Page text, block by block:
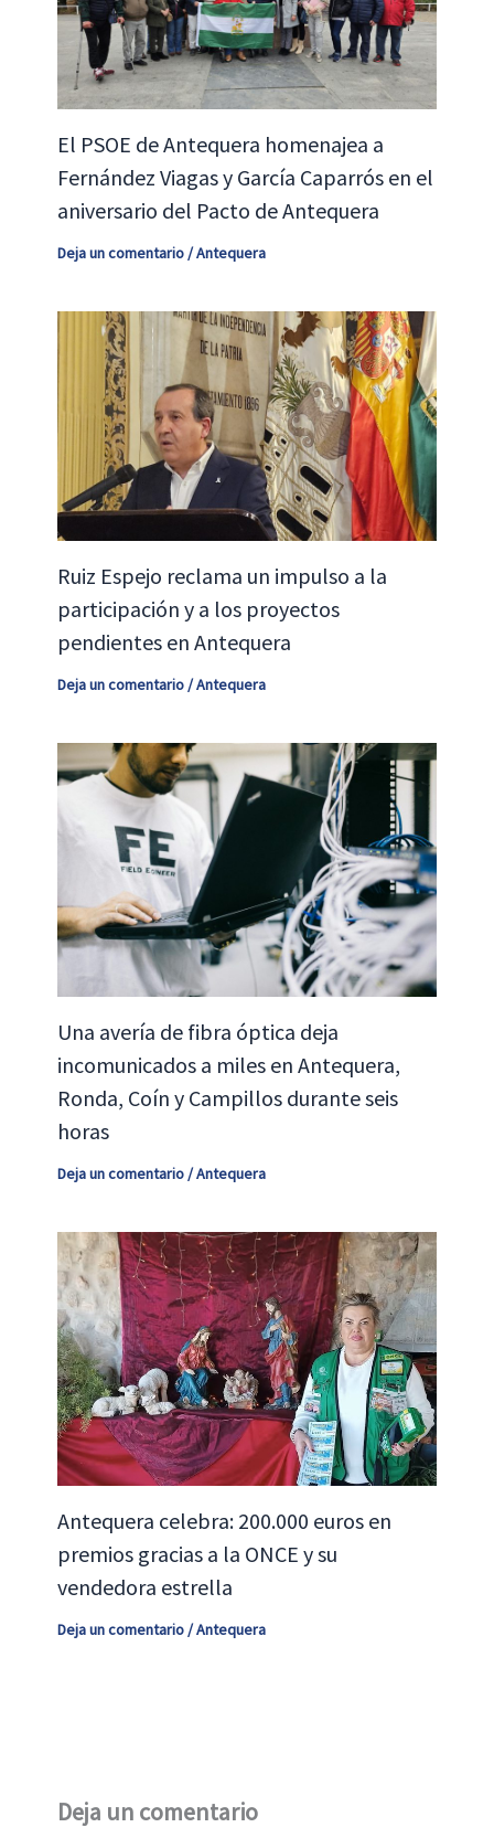
El PSOE de Antequera homenajea a
Fernández Viagas y García Caparrós en el
aniversario del Pacto de Antequera
Deja un comentario/Antequera
Ruiz Espejo reclama un impulso a la
participación y a los proyectos
pendientes en Antequera
Deja un comentario/Antequera
Una avería de fibra óptica deja
incomunicados a miles en Antequera,
Ronda, Coín y Campillos durante seis
horas
Deja un comentario /Antequera
Antequera celebra: 200.000 euros en
premios gracias a la ONCE y su
vendedora estrella
Deja un comentario/Antequera
Deja un comentario